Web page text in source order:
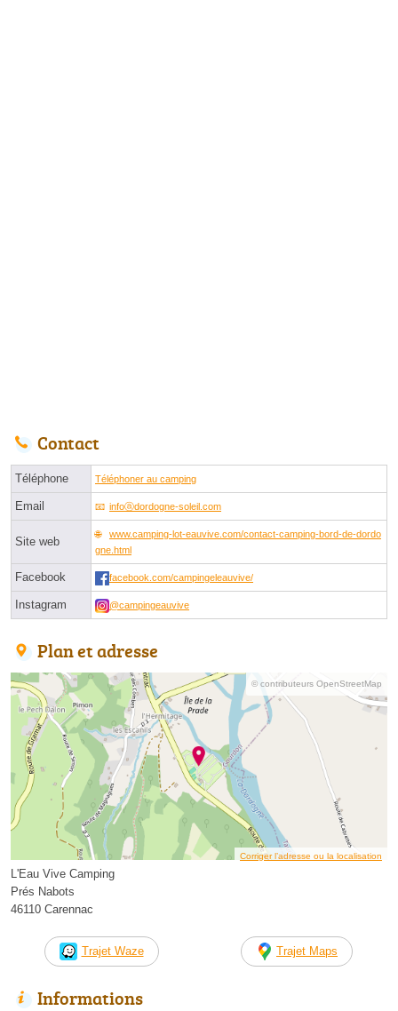
Contact
Téléphone Téléphoner au camping
Email infoⓐdordogne-soleil.com
Site web
www.camping-lot-eauvive.com/contact-camping-bord-de-dordo
gne.html
Facebook facebook.com/campingeleauvive/
Instagram @campingeauvive
Plan et adresse
© contributeurs OpenStreetMap
Corriger l’adresse ou la localisation
L'Eau Vive Camping
Prés Nabots
46110 Carennac
Trajet Waze Trajet Maps
Informations